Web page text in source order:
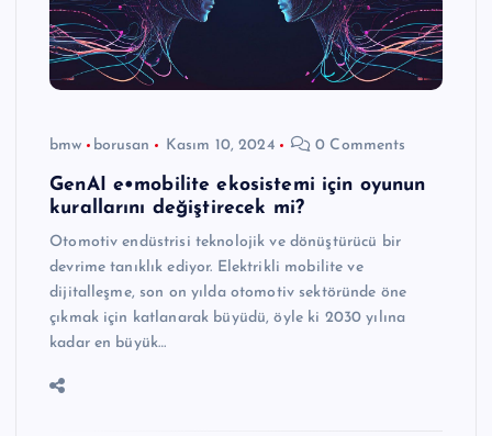
bmw borusan Kasım 10, 2024 0 Comments
GenAI e•mobilite ekosistemi için oyunun
kurallarını değiştirecek mi?
Otomotiv endüstrisi teknolojik ve dönüştürücü bir
devrime tanıklık ediyor. Elektrikli mobilite ve
dijitalleşme, son on yılda otomotiv sektöründe öne
çıkmak için katlanarak büyüdü, öyle ki 2030 yılına
kadar en büyük…